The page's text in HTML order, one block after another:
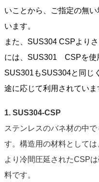
いことから、ご指定の無
います。
また、SUS304 CSPより
には、SUS301 CSPを使
SUS301もSUS304と同じ
途に応じて利用されていま
1. SUS304-CSP
ステンレスのバネ材の中
す。構造用の材料としては
より冷間圧延されたCSP
料です。